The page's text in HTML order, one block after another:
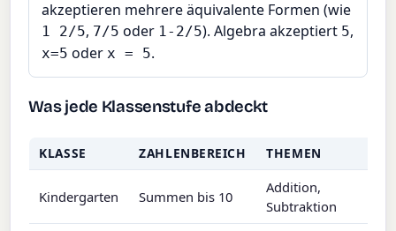
akzeptieren mehrere äquivalente Formen (wie
1 2/5, 7/5 oder 1-2/5). Algebra akzeptiert 5,
x=5 oderx = 5.
Was jede Klassenstufe abdeckt
KLASSE ZAHLENBEREICH THEMEN
Kindergarten Summen bis 10
Addition,
Subtraktion